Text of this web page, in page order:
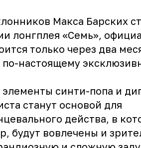
Макса Барских
лонгплея «Семь»,
только через два
по-настоящему
элементы синти-попа и
станут основой для
действа, в
будут вовлечены и